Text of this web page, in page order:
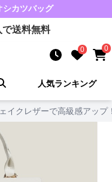
シカツバッグ
送料無料
0 0
人気ランキング
イクレザーで高級感アッ